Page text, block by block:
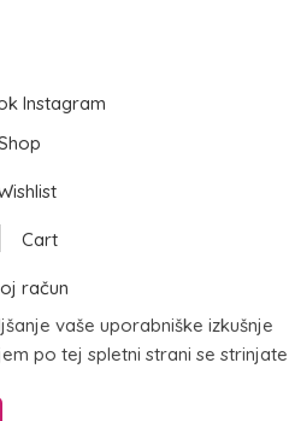
Instagram
Cart
račun
vaše uporabniške izkušnje
po tej spletni strani se strinjate